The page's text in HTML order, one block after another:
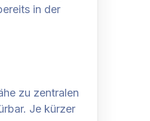
in der
zu zentralen
Je kürzer